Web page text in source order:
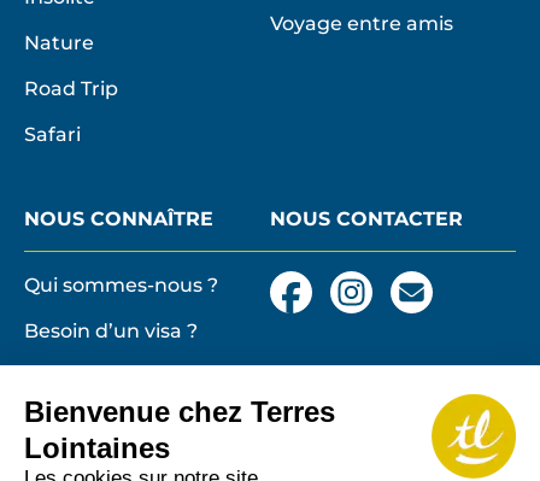
Bienvenue chez Terres
Lointaines
Nature
Road Trip
Safari
Voyage entre amis
NOUS CONNAÎTRE
Qui sommes-nous ?
Besoin d’un visa ?
et particulières de
vente
Mentions légales,
NOUS CONTACTER
FacebookInstagram
Nous
contacter
email